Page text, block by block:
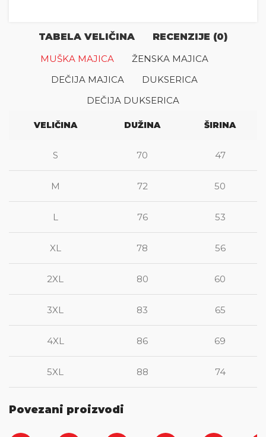
TABELA VELIČINA
RECENZIJE (0)
MUŠKA MAJICA
ŽENSKA MAJICA
DEČIJA MAJICA
DUKSERICA
DEČIJA DUKSERICA
VELIČINA DUŽINA ŠIRINA
S 70 47
M 72 50
L 76 53
XL 78 56
2XL 80 60
3XL 83 65
4XL 86 69
5XL 88 74
Povezani proizvodi